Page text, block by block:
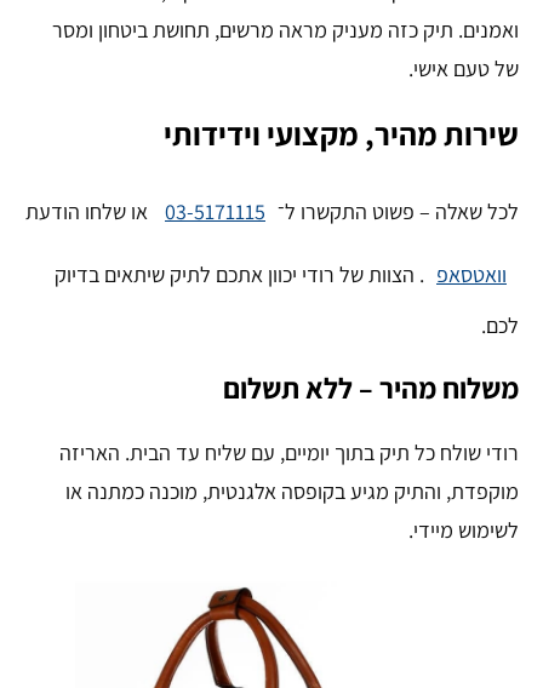
ואמנים. תיק כזה מעניק מראה מרשים, תחושת ביטחון ומסר
של טעם אישי.
שירות מהיר, מקצועי וידידותי
לכל שאלה – פשוט התקשרו ל־ 03-5171115 או שלחו הודעת
וואטסאפ . הצוות של רודי יכוון אתכם לתיק שיתאים בדיוק
לכם.
משלוח מהיר – ללא תשלום
רודי שולח כל תיק בתוך יומיים, עם שליח עד הבית. האריזה
מוקפדת, והתיק מגיע בקופסה אלגנטית, מוכנה כמתנה או
לשימוש מיידי.